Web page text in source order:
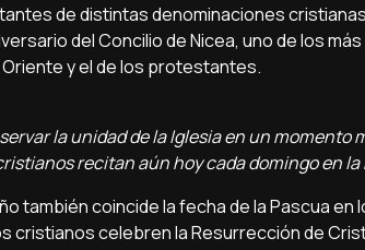
de distintas denominaciones
del Concilio de Nicea, uno de los
y el de los protestantes.
la unidad de la Iglesia en un
recitan aún hoy cada domingo en la
también coincide la fecha de la Pascua
cristianos celebren la Resurrección de